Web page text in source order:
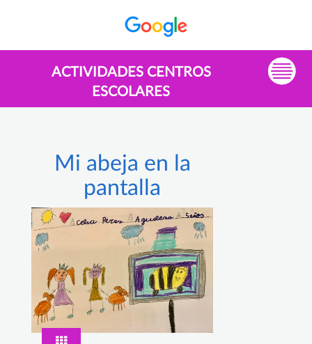
ACTIVIDADES CENTROS
ESCOLARES
Mi abeja en la
pantalla